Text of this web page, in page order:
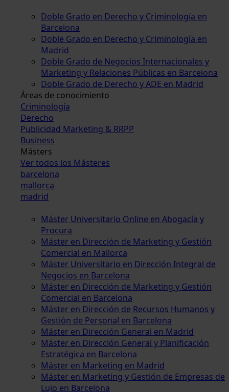
Doble Grado en Derecho y Criminología en
Barcelona
Doble Grado en Derecho y Criminología en
Madrid
Doble Grado de Negocios Internacionales y
Marketing y Relaciones Públicas en Barcelona
Doble Grado de Derecho y ADE en Madrid
Áreas de conocimiento
Criminología
Derecho
Publicidad Marketing & RRPP
Business
Másters
Ver todos los Másteres
barcelona
mallorca
madrid
Máster Universitario Online en Abogacía y
Procura
Máster en Dirección de Marketing y Gestión
Comercial en Mallorca
Máster Universitario en Dirección Integral de
Negocios en Barcelona
Máster en Dirección de Marketing y Gestión
Comercial en Barcelona
Máster en Dirección de Recursos Humanos y
Gestión de Personal en Barcelona
Máster en Dirección General en Madrid
Máster en Dirección General y Planificación
Estratégica en Barcelona
Máster en Marketing en Madrid
Máster en Marketing y Gestión de Empresas de
Lujo en Barcelona